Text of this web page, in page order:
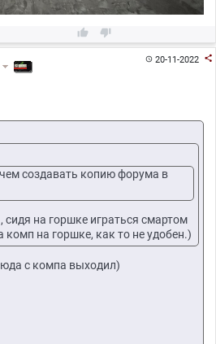
 
20-11-2022 
создавать копию форума в
сидя на горшке играться смартом
комп на горшке, как то не удобен.)
с компа выходил)